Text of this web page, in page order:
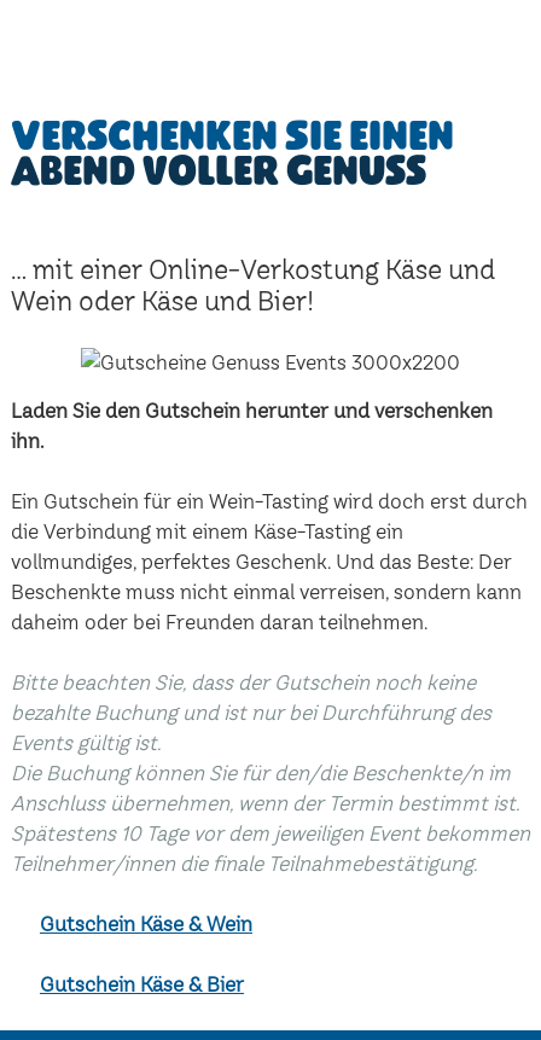
Verschenken Sie einen
Abend voller Genuss
... mit einer Online-Verkostung Käse und
Wein oder Käse und Bier!
Laden Sie den Gutschein herunter und verschenken
ihn.
Ein Gutschein für ein Wein-Tasting wird doch erst durch
die Verbindung mit einem Käse-Tasting ein
vollmundiges, perfektes Geschenk. Und das Beste: Der
Beschenkte muss nicht einmal verreisen, sondern kann
daheim oder bei Freunden daran teilnehmen.
Bitte beachten Sie, dass der Gutschein noch keine
bezahlte Buchung und ist nur bei Durchführung des
Events gültig ist.
Die Buchung können Sie für den/die Beschenkte/n im
Anschluss übernehmen, wenn der Termin bestimmt ist.
Spätestens 10 Tage vor dem jeweiligen Event bekommen
Teilnehmer/innen die finale Teilnahmebestätigung.
Gutschein Käse & Wein
Gutschein Käse & Bier